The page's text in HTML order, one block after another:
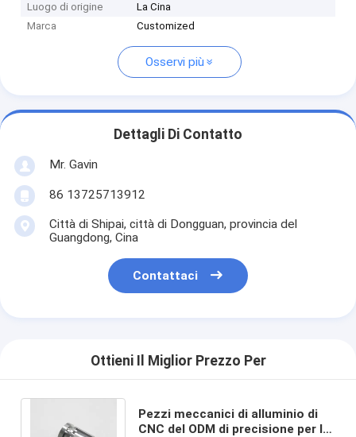
Luogo di origine
La Cina
Marca
Customized
Osservi più
Dettagli Di Contatto
Mr. Gavin
86 13725713912
Città di Shipai, città di Dongguan, provincia del
Guangdong, Cina
Contattaci
Ottieni Il Miglior Prezzo Per
Pezzi meccanici di alluminio di
CNC del ODM di precisione per la